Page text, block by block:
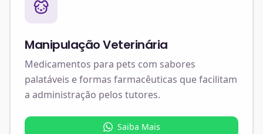
Manipulação Veterinária
Medicamentos para pets com sabores
palatáveis e formas farmacêuticas que facilitam
a administração pelos tutores.
Saiba Mais